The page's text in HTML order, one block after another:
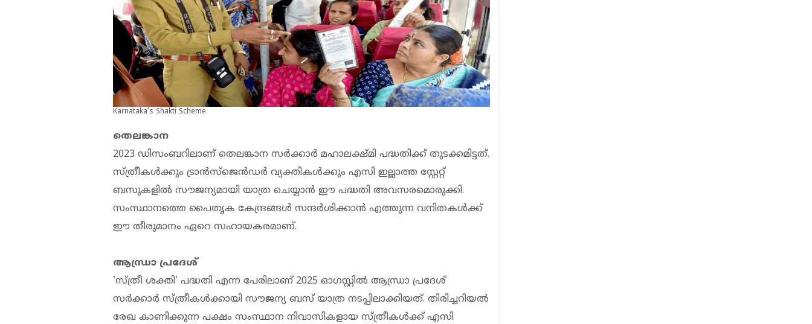
Karnataka’s Shakti Scheme
തെലങ്കാന
2023 ഡിസംബറിലാണ് തെലങ്കാന സർക്കാർ മഹാലക്ഷ്മി പദ്ധതിക്ക് തുടക്കമിട്ടത്.
സ്ത്രീകൾക്കും ട്രാൻസ്‌ജെൻഡർ വ്യക്തികൾക്കും എസി ഇല്ലാത്ത സ്റ്റേറ്റ്
ബസുകളിൽ സൗജന്യമായി യാത്ര ചെയ്യാൻ ഈ പദ്ധതി അവസരമൊരുക്കി.
സംസ്ഥാനത്തെ പൈതൃക കേന്ദ്രങ്ങൾ സന്ദർശിക്കാൻ എത്തുന്ന വനിതകൾക്ക്
ഈ തീരുമാനം ഏറെ സഹായകരമാണ്.
ആന്ധ്രാ പ്രദേശ്
'സ്ത്രീ ശക്തി' പദ്ധതി എന്ന പേരിലാണ് 2025 ഓഗസ്റ്റിൽ ആന്ധ്രാ പ്രദേശ്
സർക്കാർ സ്ത്രീകൾക്കായി സൗജന്യ ബസ് യാത്ര നടപ്പിലാക്കിയത്. തിരിച്ചറിയൽ
രേഖ കാണിക്കുന്ന പക്ഷം സംസ്ഥാന നിവാസികളായ സ്ത്രീകൾക്ക് എസി